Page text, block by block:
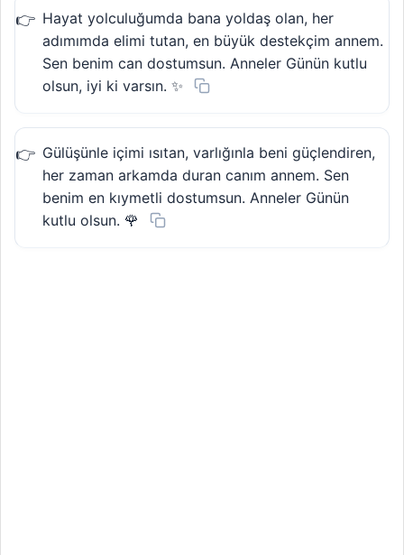
Hayat yolculuğumda bana yoldaş olan, her
adımımda elimi tutan, en büyük destekçim annem.
Sen benim can dostumsun. Anneler Günün kutlu
olsun, iyi ki varsın. ✨
Gülüşünle içimi ısıtan, varlığınla beni güçlendiren,
her zaman arkamda duran canım annem. Sen
benim en kıymetli dostumsun. Anneler Günün
kutlu olsun. 🌹